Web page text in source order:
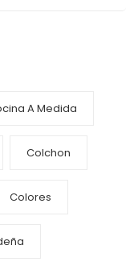
A Medida
Colchon
Colores